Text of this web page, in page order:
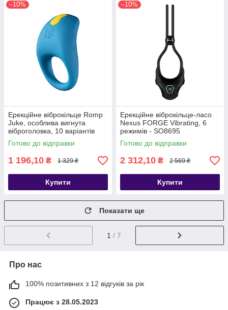
–10%
Ерекційне віброкільце Romp
Juke, особлива вигнута
віброголовка, 10 варіантів
стимуляції - SO6955
Готово до відправки
1 196,10 ₴ 1 329 ₴
Купити
–10%
Ерекційне віброкільце-ласо
Nexus FORGE Vibrating, 6
режимів - SO8695
Готово до відправки
2 312,10 ₴ 2 569 ₴
Купити
Показати ще
1 / 7
Про нас
100% позитивних з 12 відгуків за рік
Працює з 28.05.2023